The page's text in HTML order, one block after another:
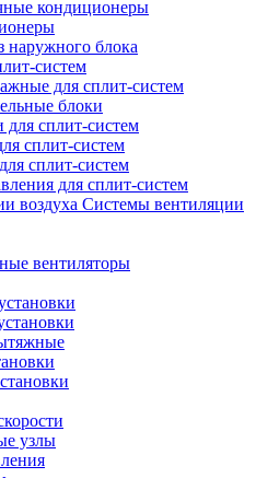
кондиционеры
наружного блока
систем
для сплит-систем
блоки
для сплит-систем
сплит-систем
сплит-систем
для сплит-систем
Системы вентиляции
вентиляторы
узлы